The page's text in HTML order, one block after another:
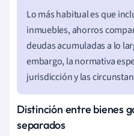
Lo más habitual es que
inmuebles, ahorros
deudas acumuladas a lo
embargo, la normativa
jurisdicción y las
Distinción entre bienes
separados